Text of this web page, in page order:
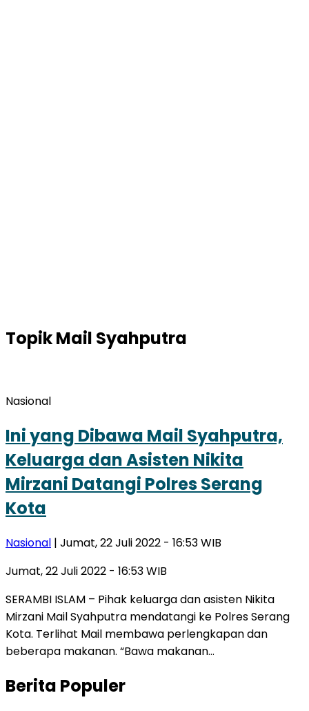
TopikMail Syahputra
Nasional
Ini yang Dibawa Mail Syahputra,
Keluarga dan Asisten Nikita
Mirzani Datangi Polres Serang
Kota
Nasional | Jumat, 22 Juli 2022 - 16:53 WIB
Jumat, 22 Juli 2022 - 16:53 WIB
SERAMBI ISLAM – Pihak keluarga dan asisten Nikita
Mirzani Mail Syahputra mendatangi ke Polres Serang
Kota. Terlihat Mail membawa perlengkapan dan
beberapa makanan. “Bawa makanan…
Berita Populer